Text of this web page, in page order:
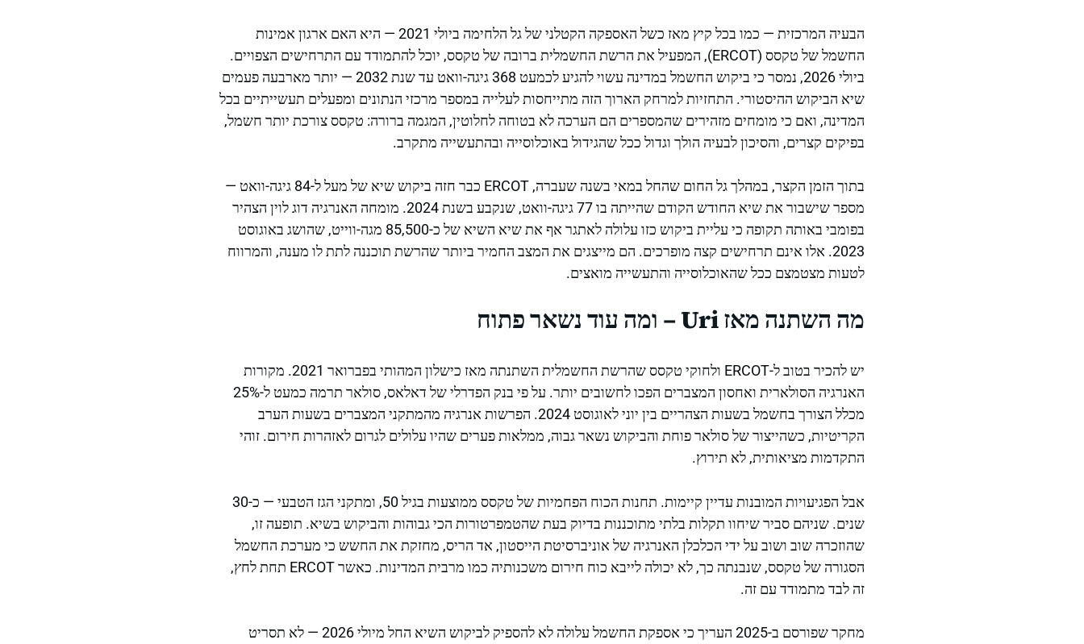
הבעיה המרכזית — כמו בכל קיץ מאז כשל האספקה הקטלני של גל הלחימה ביולי 2021 — היא האם ארגון אמינות
החשמל של טקסס (ERCOT), המפעיל את הרשת החשמלית ברובה של טקסס, יוכל להתמודד עם התרחישים הצפויים.
ביולי 2026, נמסר כי ביקוש החשמל במדינה עשוי להגיע לכמעט 368 גיגה-וואט עד שנת 2032 — יותר מארבעה פעמים
שיא הביקוש ההיסטורי. התחזיות למרחק הארוך הזה מתייחסות לעלייה במספר מרכזי הנתונים ומפעלים תעשייתיים בכל
המדינה, ואם כי מומחים מזהירים שהמספרים הם הערכה לא בטוחה לחלוטין, המגמה ברורה: טקסס צורכת יותר חשמל,
בפיקים קצרים, והסיכון לבעיה הולך וגדול ככל שהגידול באוכלוסייה ובהתעשייה מתקרב.
בתוך הזמן הקצר, במהלך גל החום שהחל במאי בשנה שעברה, ERCOT כבר חזה ביקוש שיא של מעל ל-84 גיגה-וואט —
מספר שישבור את שיא החודש הקודם שהייתה בו 77 גיגה-וואט, שנקבע בשנת 2024. מומחה האנרגיה דוג לוין הצהיר
בפומבי באותה תקופה כי עליית ביקוש כזו עלולה לאתגר אף את שיא השיא של כ-85,500 מגה-ווייט, שהושג באוגוסט
2023. אלו אינם תרחישים קצה מופרכים. הם מייצגים את המצב החמיר ביותר שהרשת תוכננה לתת לו מענה, והמרווח
לטעות מצטמצם ככל שהאוכלוסייה והתעשייה מואצים.
מה השתנה מאז Uri – ומה עוד נשאר פתוח
יש להכיר בטוב ל-ERCOT ולחוקי טקסס שהרשת החשמלית השתנתה מאז כישלון המהותי בפברואר 2021. מקורות
האנרגיה הסולארית ואחסון המצברים הפכו לחשובים יותר. על פי בנק הפדרלי של דאלאס, סולאר תרמה כמעט ל-25%
מכלל הצורך בחשמל בשעות הצהריים בין יוני לאוגוסט 2024. הפרשות אנרגיה מהמתקני המצברים בשעות הערב
הקריטיות, כשהייצור של סולאר פוחת והביקוש נשאר גבוה, ממלאות פערים שהיו עלולים לגרום לאזהרות חירום. זוהי
התקדמות מציאותית, לא תירוץ.
אבל הפגיעויות המובנות עדיין קיימות. תחנות הכוח הפחמיות של טקסס ממוצעות בגיל 50, ומתקני הגז הטבעי — כ-30
שנים. שניהם סביר שיחוו תקלות בלתי מתוכננות בדיוק בעת שהטמפרטורות הכי גבוהות והביקוש בשיא. תופעה זו,
שהוזכרה שוב ושוב על ידי הכלכלן האנרגיה של אוניברסיטת הייסטון, אד הריס, מחזקת את החשש כי מערכת החשמל
הסגורה של טקסס, שנבנתה כך, לא יכולה לייבא כוח חירום משכנותיה כמו מרבית המדינות. כאשר ERCOT תחת לחץ,
זה לבד מתמודד עם זה.
מחקר שפורסם ב-2025 העריך כי אספקת החשמל עלולה לא להספיק לביקוש השיא החל מיולי 2026 — לא תסריט